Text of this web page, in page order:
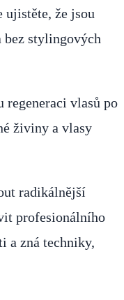
ujistěte, že jsou
bez stylingových
regeneraci vlasů po
živiny a vlasy
radikálnější
profesionálního
a zná techniky,